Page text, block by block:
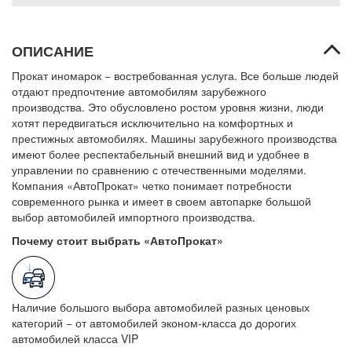
ОПИСАНИЕ
Прокат иномарок − востребованная услуга. Все больше людей
отдают предпочтение автомобилям зарубежного
производства. Это обусловлено ростом уровня жизни, люди
хотят передвигаться исключительно на комфортных и
престижных автомобилях. Машины зарубежного производства
имеют более респектабельный внешний вид и удобнее в
управлении по сравнению с отечественными моделями.
Компания «АвтоПрокат» четко понимает потребности
современного рынка и имеет в своем автопарке большой
выбор автомобилей импортного производства.
Почему стоит выбрать «АвтоПрокат»
Наличие большого выбора автомобилей разных ценовых
категорий − от автомобилей эконом-класса до дорогих
автомобилей класса VIP